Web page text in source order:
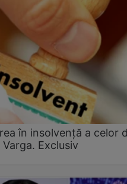
în insolvență a celor
Exclusiv